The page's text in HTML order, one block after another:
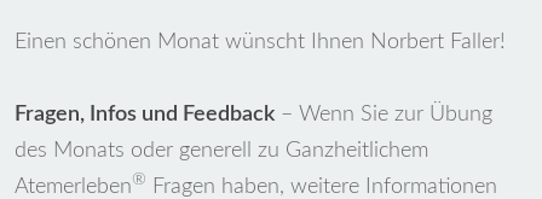
Einen schönen Monat wünscht Ihnen Norbert Faller!
Fragen, Infos und Feedback – Wenn Sie zur Übung
des Monats oder generell zu Ganzheitlichem
Atemerleben®
Fragen haben, weitere Informationen